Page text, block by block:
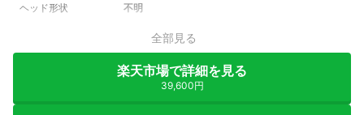
ヘッド形状 不明
全部見る
楽天市場で詳細を見る
39,600円